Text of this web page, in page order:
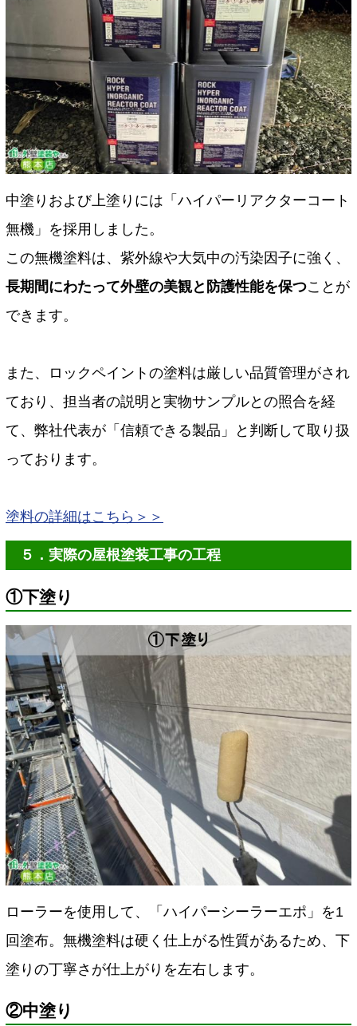
中塗りおよび上塗りには「ハイパーリアクターコート
無機」を採用しました。
この無機塗料は、紫外線や大気中の汚染因子に強く、
長期間にわたって外壁の美観と防護性能を保つことが
できます。
また、ロックペイントの塗料は厳しい品質管理がされ
ており、担当者の説明と実物サンプルとの照合を経
て、弊社代表が「信頼できる製品」と判断して取り扱
っております。
塗料の詳細はこちら＞＞
５．実際の屋根塗装工事の工程
①下塗り
ローラーを使用して、「ハイパーシーラーエポ」を1
回塗布。 無機塗料は硬く仕上がる性質があるため、下
塗りの丁寧さが仕上がりを左右します。
②中塗り